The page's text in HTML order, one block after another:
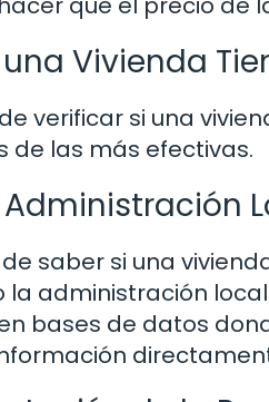
Vivienda
verificar si una
de las más efectivas.
saber si una
administración
bases de datos